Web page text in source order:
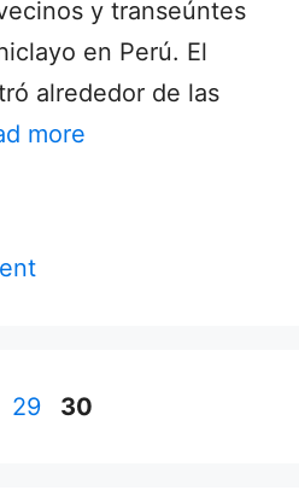
y transeúntes
en Perú. El
alrededor de las
more
Page
29 Page
30